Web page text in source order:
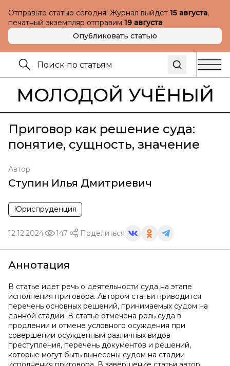
Отправьте статью сегодня! Журнал выйдет 15 августа,
печатный экземпляр отправим 19 августа
Опубликовать статью
МОЛОДОЙ УЧЁНЫЙ
Приговор как решение суда:
понятие, сущность, значение
Автор
Ступин Илья Дмитриевич
Юриспруденция
12.12.2024 147 Поделиться
Аннотация
В статье идет речь о деятельности суда на этапе
исполнения приговора. Автором статьи приводится
перечень основных решений, принимаемых судом на
данной стадии. В статье отмечена роль суда в
продлении и отмене условного осуждения при
совершении осужденным различных видов
преступления, перечень документов и решений,
которые могут быть вынесены судом на стадии